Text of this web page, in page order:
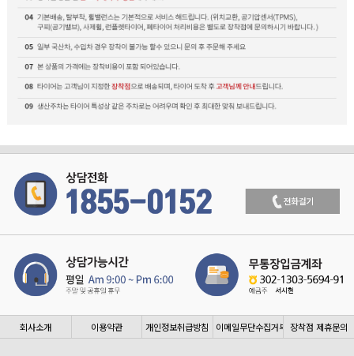
회사소개 이용약관 개인정보취급방침 이메일무단수집거부 장착점 제휴문의